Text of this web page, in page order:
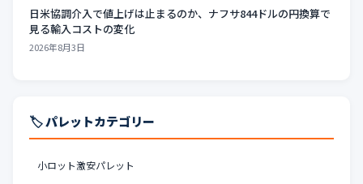
日米協調介入で値上げは止まるのか、ナフサ844ドルの円換算で
見る輸入コストの変化
2026年8月3日
🏷️ パレットカテゴリー
小ロット激安パレット